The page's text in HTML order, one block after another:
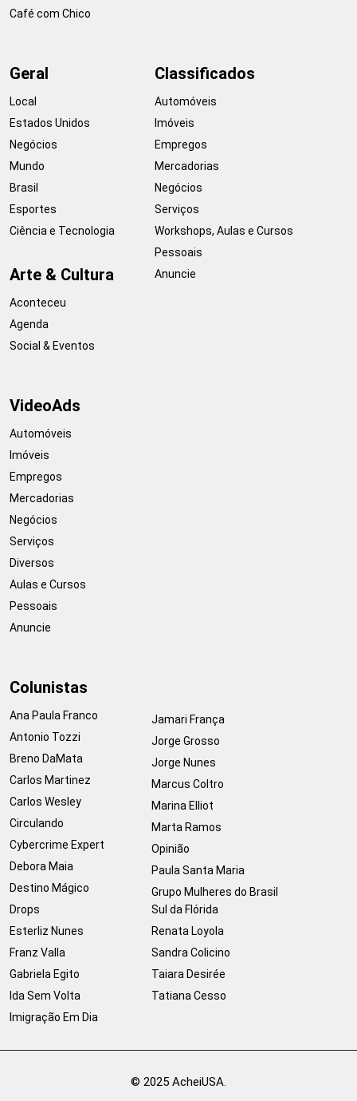
Café com Chico
Geral
Local
Estados Unidos
Negócios
Mundo
Brasil
Esportes
Ciência e Tecnologia
Arte & Cultura
Aconteceu
Agenda
Social & Eventos
Classificados
Automóveis
Imóveis
Empregos
Mercadorias
Negócios
Serviços
Workshops, Aulas e Cursos
Pessoais
Anuncie
VideoAds
Automóveis
Imóveis
Empregos
Mercadorias
Negócios
Serviços
Diversos
Aulas e Cursos
Pessoais
Anuncie
Colunistas
Ana Paula Franco
Antonio Tozzi
Breno DaMata
Carlos Martinez
Carlos Wesley
Circulando
Cybercrime Expert
Debora Maia
Destino Mágico
Drops
Esterliz Nunes
Franz Valla
Gabriela Egito
Ida Sem Volta
Imigração Em Dia
Jamari França
Jorge Grosso
Jorge Nunes
Marcus Coltro
Marina Elliot
Marta Ramos
Opinião
Paula Santa Maria
Grupo Mulheres do Brasil
Sul da Flórida
Renata Loyola
Sandra Colicino
Taiara Desirée
Tatiana Cesso
© 2025 AcheiUSA.